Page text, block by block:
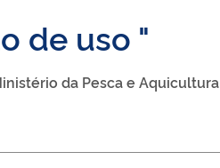
de uso
da Pesca e Aquicultura